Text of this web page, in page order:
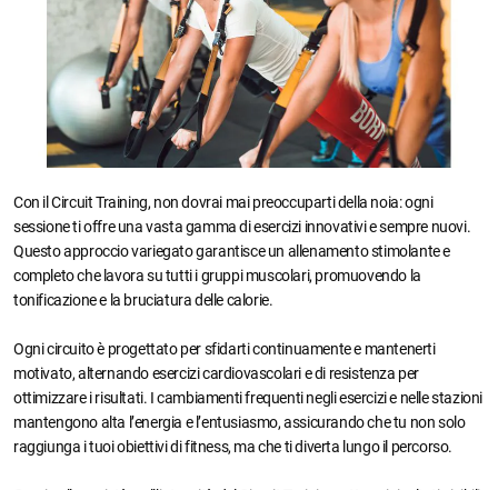
Con il Circuit Training, non dovrai mai preoccuparti della noia: ogni
sessione ti offre una vasta gamma di esercizi innovativi e sempre nuovi.
Questo approccio variegato garantisce un allenamento stimolante e
completo che lavora su tutti i gruppi muscolari, promuovendo la
tonificazione e la bruciatura delle calorie.
Ogni circuito è progettato per sfidarti continuamente e mantenerti
motivato, alternando esercizi cardiovascolari e di resistenza per
ottimizzare i risultati. I cambiamenti frequenti negli esercizi e nelle stazioni
mantengono alta l’energia e l’entusiasmo, assicurando che tu non solo
raggiunga i tuoi obiettivi di fitness, ma che ti diverta lungo il percorso.